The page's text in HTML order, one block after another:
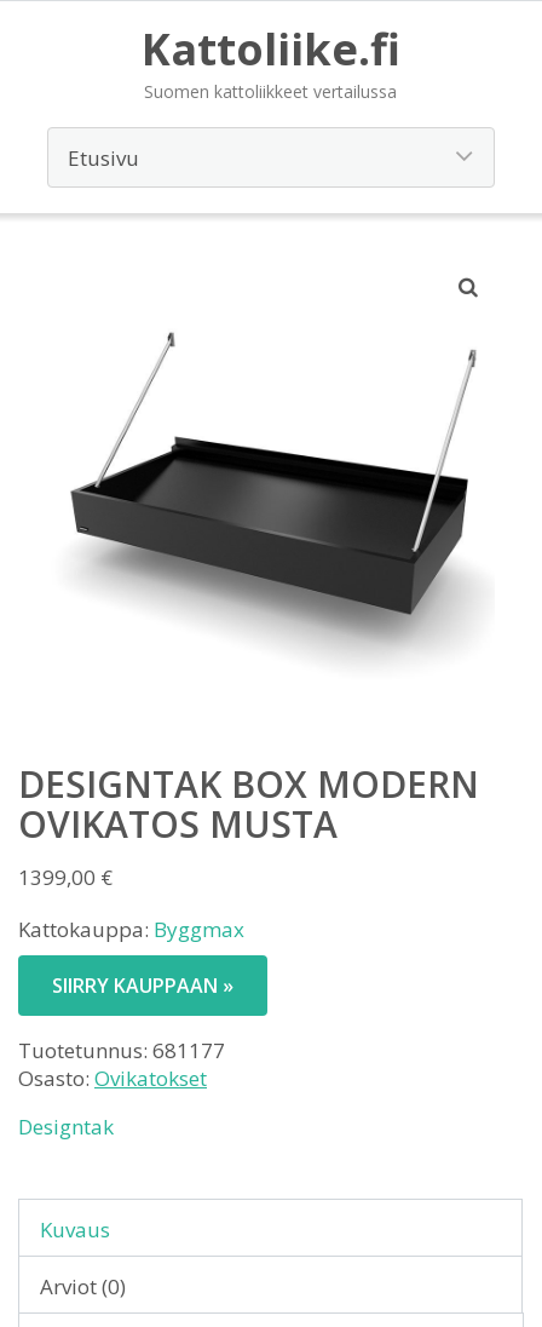
Kattoliike.fi
Suomen kattoliikkeet vertailussa
DESIGNTAK BOX MODERN
OVIKATOS MUSTA
1399,00 €
Kattokauppa: Byggmax
SIIRRY KAUPPAAN »
Tuotetunnus: 681177
Osasto: Ovikatokset
Designtak
Kuvaus
Arviot (0)